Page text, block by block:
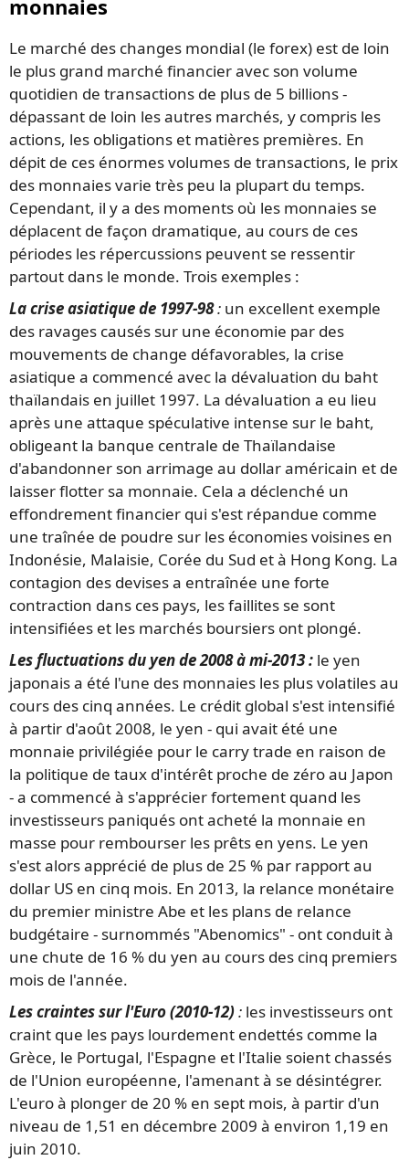
monnaies
Le marché des changes mondial (le forex) est de loin
le plus grand marché financier avec son volume
quotidien de transactions de plus de 5 billions -
dépassant de loin les autres marchés, y compris les
actions, les obligations et matières premières. En
dépit de ces énormes volumes de transactions, le prix
des monnaies varie très peu la plupart du temps.
Cependant, il y a des moments où les monnaies se
déplacent de façon dramatique, au cours de ces
périodes les répercussions peuvent se ressentir
partout dans le monde. Trois exemples :
La crise asiatique de 1997-98: un excellent exemple
des ravages causés sur une économie par des
mouvements de change défavorables, la crise
asiatique a commencé avec la dévaluation du baht
thaïlandais en juillet 1997. La dévaluation a eu lieu
après une attaque spéculative intense sur le baht,
obligeant la banque centrale de Thaïlandaise
d'abandonner son arrimage au dollar américain et de
laisser flotter sa monnaie. Cela a déclenché un
effondrement financier qui s'est répandue comme
une traînée de poudre sur les économies voisines en
Indonésie, Malaisie, Corée du Sud et à Hong Kong. La
contagion des devises a entraînée une forte
contraction dans ces pays, les faillites se sont
intensifiées et les marchés boursiers ont plongé.
Les fluctuations du yen de 2008 à mi-2013 : le yen
japonais a été l'une des monnaies les plus volatiles au
cours des cinq années. Le crédit global s'est intensifié
à partir d'août 2008, le yen - qui avait été une
monnaie privilégiée pour le carry trade en raison de
la politique de taux d'intérêt proche de zéro au Japon
- a commencé à s'apprécier fortement quand les
investisseurs paniqués ont acheté la monnaie en
masse pour rembourser les prêts en yens. Le yen
s'est alors apprécié de plus de 25 % par rapport au
dollar US en cinq mois. En 2013, la relance monétaire
du premier ministre Abe et les plans de relance
budgétaire - surnommés "Abenomics" - ont conduit à
une chute de 16 % du yen au cours des cinq premiers
mois de l'année.
Les craintes sur l'Euro (2010-12): les investisseurs ont
craint que les pays lourdement endettés comme la
Grèce, le Portugal, l'Espagne et l'Italie soient chassés
de l'Union européenne, l'amenant à se désintégrer.
L'euro à plonger de 20 % en sept mois, à partir d'un
niveau de 1,51 en décembre 2009 à environ 1,19 en
juin 2010.